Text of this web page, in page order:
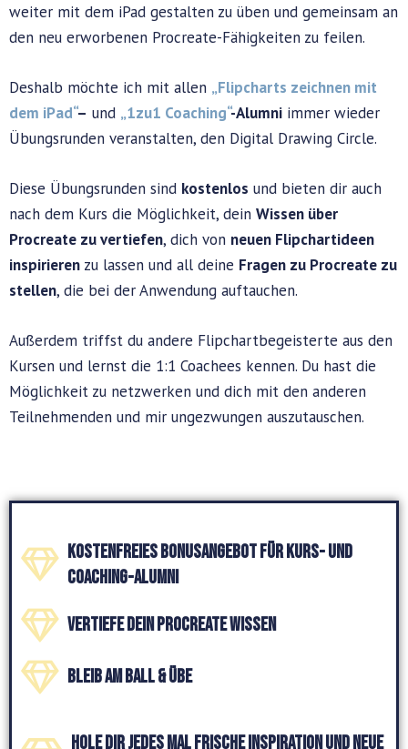
weiter mit dem iPad gestalten zu üben und gemeinsam an
den neu erworbenen Procreate-Fähigkeiten zu feilen.
Deshalb möchte ich mit allen „Flipcharts zeichnen mit
dem iPad“– und „1zu1 Coaching“-Alumni immer wieder
Übungsrunden veranstalten, den Digital Drawing Circle.
Diese Übungsrunden sind kostenlos und bieten dir auch
nach dem Kurs die Möglichkeit, dein Wissen über
Procreate zu vertiefen, dich von neuen Flipchartideen
inspirieren zu lassen und all deine Fragen zu Procreate zu
stellen, die bei der Anwendung auftauchen.
Außerdem triffst du andere Flipchartbegeisterte aus den
Kursen und lernst die 1:1 Coachees kennen. Du hast die
Möglichkeit zu netzwerken und dich mit den anderen
Teilnehmenden und mir ungezwungen auszutauschen.
Kostenfreies Bonusangebot für Kurs- und
Coaching-Alumni
Vertiefe dein Procreate Wissen
Bleib am Ball & Übe
Hole dir jedes Mal frische Inspiration und neue